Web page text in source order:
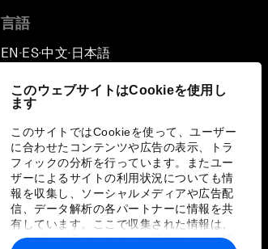
このウェブサイトはCookieを使用し
ます
このサイトではCookieを使って、ユーザー
に合わせたコンテンツや広告の表示、トラ
フィックの分析を行っています。またユー
ザーによるサイトの利用状況についても情
報を収集し、ソーシャルメディアや広告配
信、データ解析の各パートナーに情報を共
有しています。ここで収集された情報は、
ユーザーが各パートナーに提供した他の情
言語
EN ▪ ES▪中文▪ 日本語